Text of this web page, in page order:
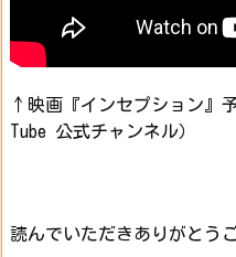
↑映画『インセプション』
Tube 公式チャンネル）
読んでいただきありがとう